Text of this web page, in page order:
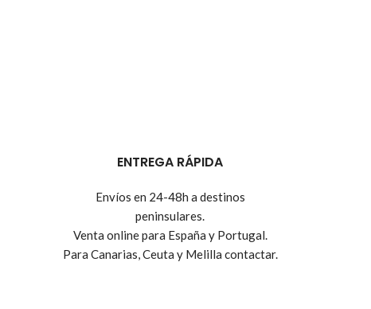
ENTREGA RÁPIDA
Envíos en 24-48h a destinos
peninsulares.
Venta online para España y Portugal.
Para Canarias, Ceuta y Melilla contactar.